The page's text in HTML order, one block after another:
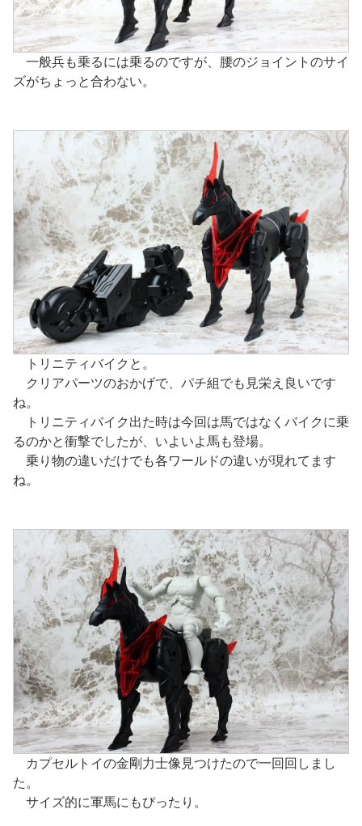
一般兵も乗るには乗るのですが、腰のジョイントのサイ
ズがちょっと合わない。
トリニティバイクと。
クリアパーツのおかげで、パチ組でも見栄え良いです
ね。
トリニティバイク出た時は今回は馬ではなくバイクに乗
るのかと衝撃でしたが、いよいよ馬も登場。
乗り物の違いだけでも各ワールドの違いが現れてます
ね。
カプセルトイの金剛力士像見つけたので一回回しまし
た。
サイズ的に軍馬にもぴったり。